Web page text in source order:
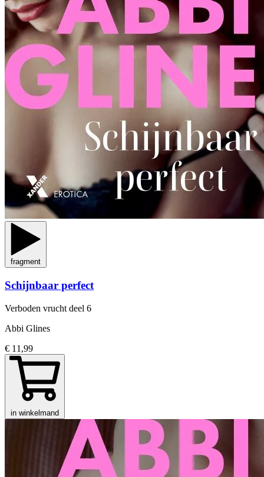
fragment
Schijnbaar perfect
Verboden vrucht deel 6
Abbi Glines
€ 11,99
in winkelmand